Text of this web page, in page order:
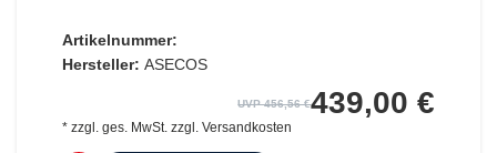
Artikelnummer:
Hersteller: ASECOS
UVP 456,56 €439,00 €
* zzgl. ges. MwSt.zzgl. Versandkosten